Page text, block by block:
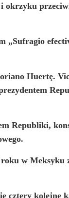
okrzyku
„Sufragio
Huertę.
Republiki,
roku w Meksyku
cztery kolejne